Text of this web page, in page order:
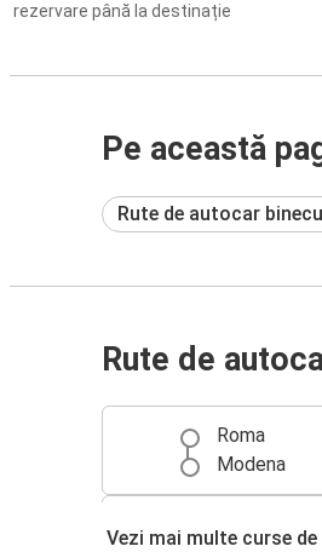
rezervare până la destinație
Pe această
Rute de autocar
Rute de
Roma
Modena
Modena
Vezi mai multe curse